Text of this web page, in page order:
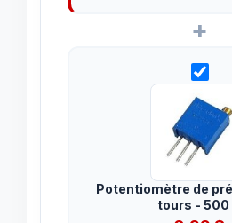
+
Potentiomètre de
tours - 500